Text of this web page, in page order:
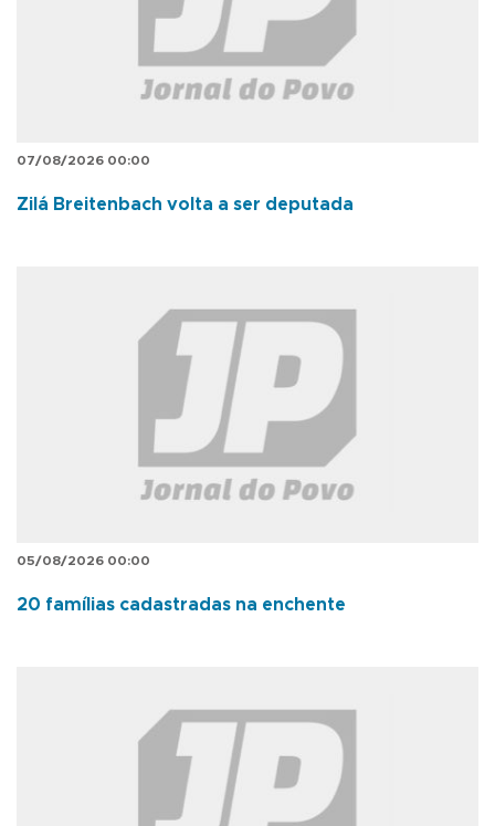
07/08/2026 00:00
Zilá Breitenbach volta a ser deputada
05/08/2026 00:00
20 famílias cadastradas na enchente